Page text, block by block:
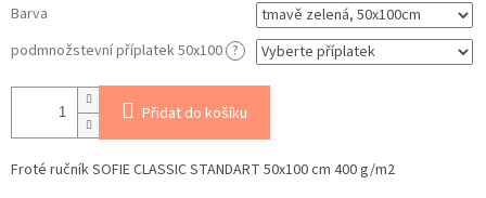
Barva
podmnožstevní příplatek 50x100 ?
Přidat do košíku
Froté ručník SOFIE CLASSIC STANDART 50x100 cm 400 g/m2